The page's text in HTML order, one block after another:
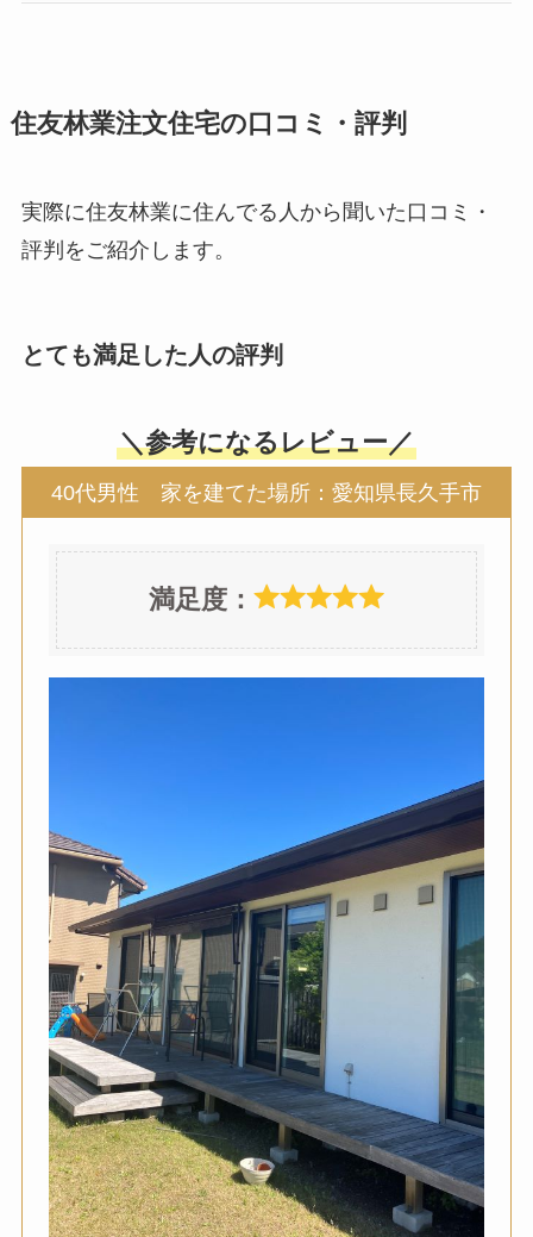
住友林業注文住宅の口コミ・評判
実際に住友林業に住んでる人から聞いた口コミ・
評判をご紹介します。
とても満足した人の評判
＼参考になるレビュー／
40代男性 家を建てた場所：愛知県長久手市
満足度：